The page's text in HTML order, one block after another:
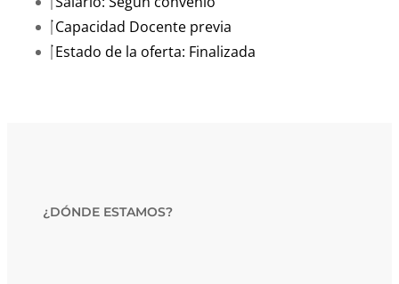
Capacidad Docente previa
Estado de la oferta: Finalizada
¿DÓNDE ESTAMOS?